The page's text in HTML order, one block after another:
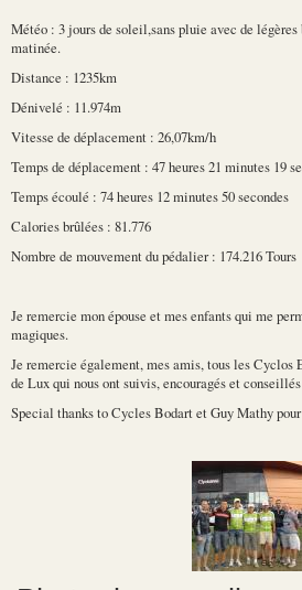
Météo : 3 jours de soleil,sans pluie avec de légères
matinée.
Distance : 1235km
Dénivelé : 11.974m
Vitesse de déplacement : 26,07km/h
Temps de déplacement : 47 heures 21 minutes 19
Temps écoulé : 74 heures 12 minutes 50 secondes
Calories brûlées : 81.776
Nombre de mouvement du pédalier : 174.216 Tours
Je remercie mon épouse et mes enfants qui me
magiques.
Je remercie également, mes amis, tous les Cyclos
de Lux qui nous ont suivis, encouragés et
Special thanks to Cycles Bodart et Guy Mathy